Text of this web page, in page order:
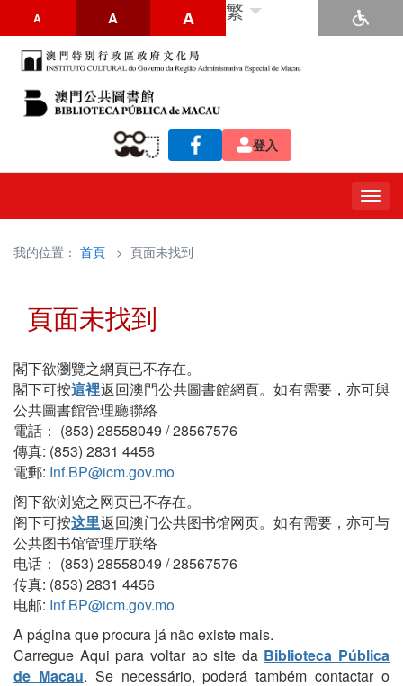
A A A 繁
登入
我的位置： 首頁 > 頁面未找到
頁面未找到
閣下欲瀏覽之網頁已不存在。
閣下可按這裡返回澳門公共圖書館網頁。如有需要，亦可與
公共圖書館管理廳聯絡
電話： (853) 28558049 / 28567576
傳真: (853) 2831 4456
電郵: Inf.BP@icm.gov.mo
阁下欲浏览之网页已不存在。
阁下可按这里返回澳门公共图书馆网页。如有需要，亦可与
公共图书馆管理厅联络
电话： (853) 28558049 / 28567576
传真: (853) 2831 4456
电邮: Inf.BP@icm.gov.mo
A página que procura já não existe mais.
Carregue Aqui para voltar ao site da Biblioteca Pública
de Macau. Se necessário, poderá também contactar o